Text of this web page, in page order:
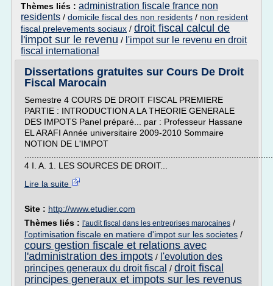
Thèmes liés : administration fiscale france non
residents / domicile fiscal des non residents / non resident
fiscal prelevements sociaux / droit fiscal calcul de
l'impot sur le revenu / l'impot sur le revenu en droit
fiscal international
Dissertations gratuites sur Cours De Droit
Fiscal Marocain
Semestre 4 COURS DE DROIT FISCAL PREMIERE
PARTIE : INTRODUCTION A LA THEORIE GENERALE
DES IMPOTS Panel préparé... par : Professeur Hassane
EL ARAFI Année universitaire 2009-2010 Sommaire
NOTION DE L'IMPOT
4 I. A. 1. LES SOURCES DE DROIT...
Lire la suite
Site : http://www.etudier.com
Thèmes liés : l'audit fiscal dans les entreprises marocaines /
l'optimisation fiscale en matiere d'impot sur les societes /
cours gestion fiscale et relations avec
l'administration des impots / l'evolution des
principes generaux du droit fiscal / droit fiscal
principes generaux et impots sur les revenus